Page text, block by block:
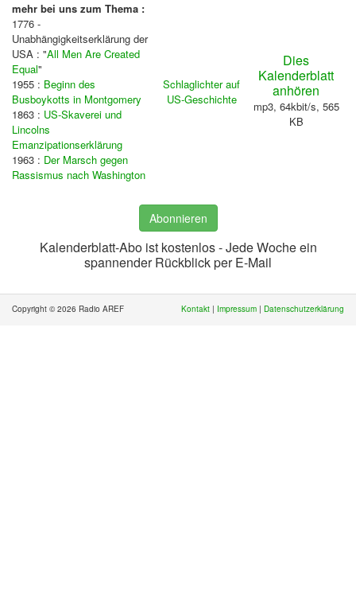
mehr bei uns zum Thema :
1776 -
Unabhängigkeitserklärung der
USA : "All Men Are Created
Equal"
1955 : Beginn des
Busboykotts in Montgomery
1863 : US-Skaverei und
Lincolns
Emanzipationserklärung
1963 : Der Marsch gegen
Rassismus nach Washington
Schlaglichter auf
US-Geschichte
Dies
Kalenderblatt
anhören
mp3, 64kbit/s, 565
KB
Abonnieren
Kalenderblatt-Abo ist kostenlos - Jede Woche ein
spannender Rückblick per E-Mail
Copyright © 2026 Radio AREF Kontakt | Impressum | Datenschutzerklärung